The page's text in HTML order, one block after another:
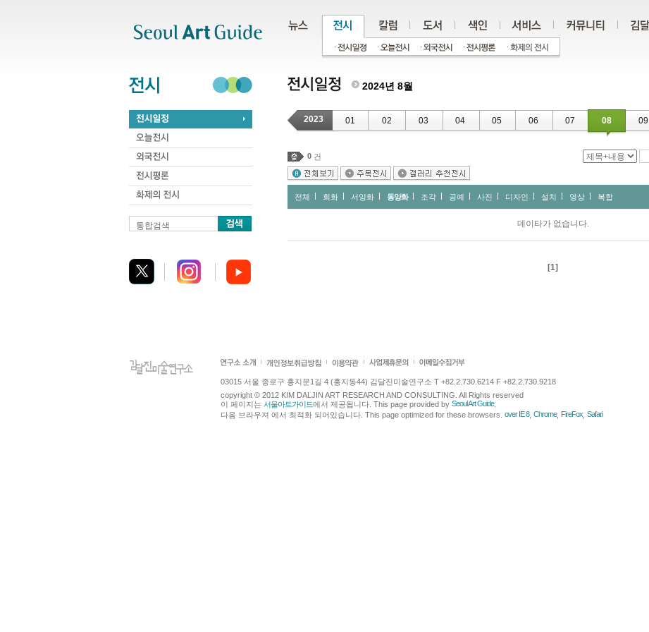
통합검색
2024년 8월
2023 01 02 03 04 05 06 07 08 09
0 건
전체 회화 서양화 동양화 조각 공예 사진 디자인 설치 영상 복합
데이타가 없습니다.
[1]
03015 서울 종로구 홍지문1길 4 (홍지동44) 김달진미술연구소 T +82.2.730.6214 F +82.2.730.9218
copyright © 2012 KIM DALJIN ART RESEARCH AND CONSULTING. All Rights reserved
이 페이지는 서울아트가이드에서 제공됩니다. This page provided by Seoul Art Guide.
다음 브라우져 에서 최적화 되어있습니다. This page optimized for these browsers. over IE 8, Chrome, FireFox Safari